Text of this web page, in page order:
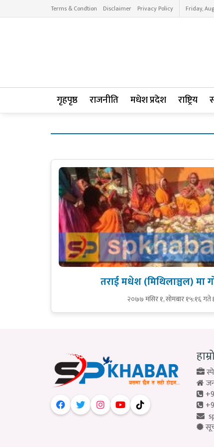
Terms & Condtion Disclaimer Privacy Policy Friday,
गृहपृष्ठ राजनीति मधेश प्रदेश राष्ट्रिय
तराई मधेश (मिथिलाञ्चल) मा
२०७७ मंसिर १, सोमबार १५:१६ गते